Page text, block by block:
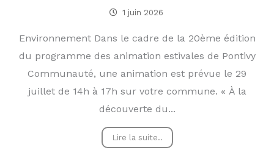
1 juin 2026
Environnement Dans le cadre de la 20ème édition
du programme des animation estivales de Pontivy
Communauté, une animation est prévue le 29
juillet de 14h à 17h sur votre commune. « À la
découverte du...
Lire la suite..